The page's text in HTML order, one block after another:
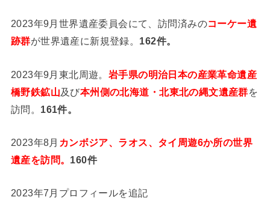
2023年9月世界遺産委員会にて、訪問済みのコーケー遺
跡群が世界遺産に新規登録。 162件。
2023年9月東北周遊。 岩手県の明治日本の産業革命遺産
橋野鉄鉱山及び本州側の北海道・北東北の縄文遺産群を
訪問。 161件。
2023年8月 カンボジア、ラオス、タイ周遊6か所の世界
遺産を訪問。 160件
2023年7月プロフィールを追記